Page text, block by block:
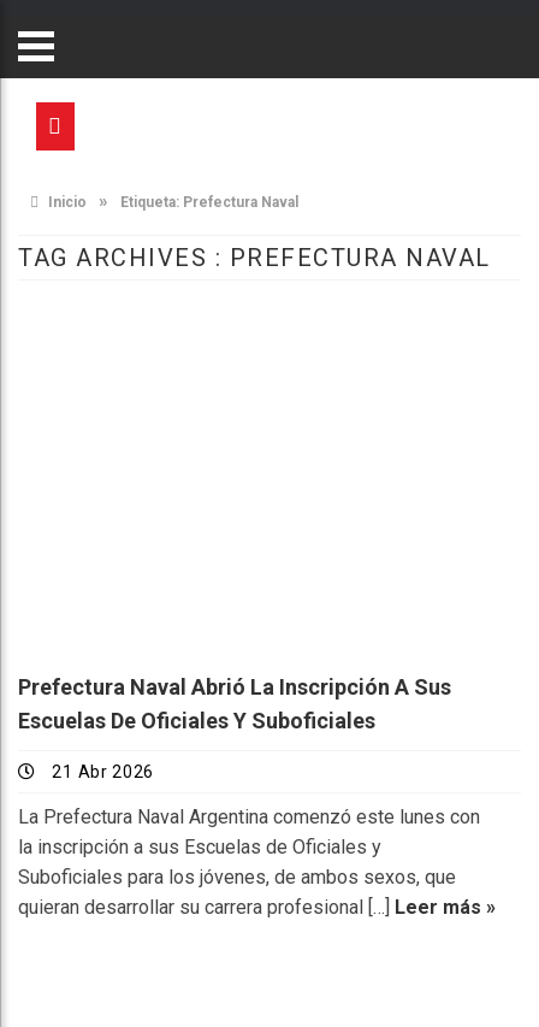
Inicio » Etiqueta: Prefectura Naval
TAG ARCHIVES : PREFECTURA NAVAL
Prefectura Naval Abrió La Inscripción A Sus
Escuelas De Oficiales Y Suboficiales
21 Abr 2026
La Prefectura Naval Argentina comenzó este lunes con
la inscripción a sus Escuelas de Oficiales y
Suboficiales para los jóvenes, de ambos sexos, que
quieran desarrollar su carrera profesional […] Leer más »